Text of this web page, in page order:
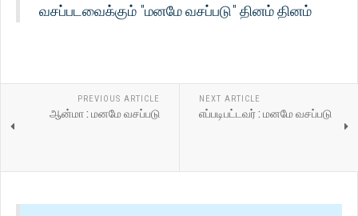
வசப்படவைக்கும் "மனமே வசப்படு" தினம் தினம்
PREVIOUS ARTICLE
ஆன்மா : மனமே வசப்படு
NEXT ARTICLE
எப்படிபட்டவர் : மனமே வசப்படு